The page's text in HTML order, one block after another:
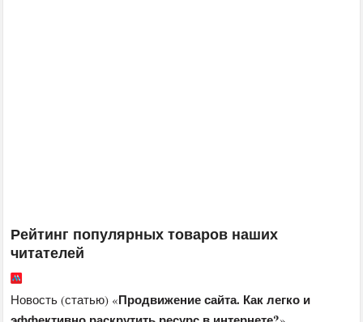
Рейтинг популярных товаров наших
читателей
Новость (статью) «Продвижение сайта. Как легко и